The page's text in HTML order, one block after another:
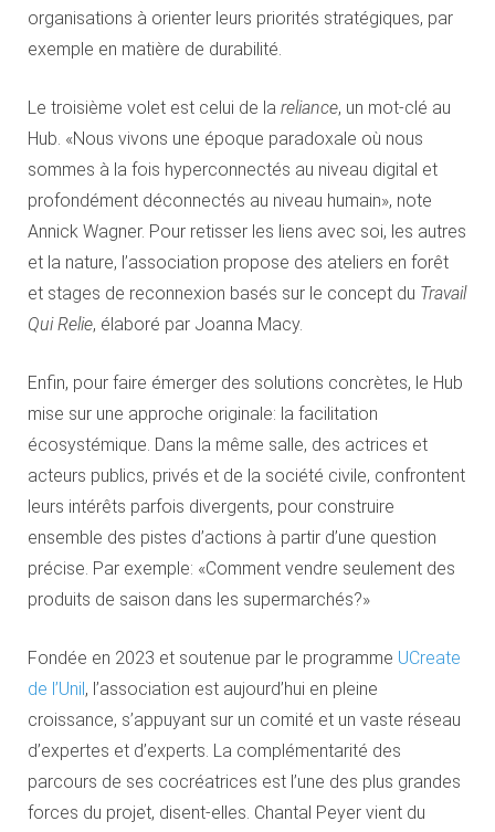
organisations à orienter leurs priorités stratégiques, par
exemple en matière de durabilité.
Le troisième volet est celui de la reliance, un mot-clé au
Hub. «Nous vivons une époque paradoxale où nous
sommes à la fois hyperconnectés au niveau digital et
profondément déconnectés au niveau humain», note
Annick Wagner. Pour retisser les liens avec soi, les autres
et la nature, l’association propose des ateliers en forêt
et stages de reconnexion basés sur le concept du Travail
Qui Relie, élaboré par Joanna Macy.
Enfin, pour faire émerger des solutions concrètes, le Hub
mise sur une approche originale: la facilitation
écosystémique. Dans la même salle, des actrices et
acteurs publics, privés et de la société civile, confrontent
leurs intérêts parfois divergents, pour construire
ensemble des pistes d’actions à partir d’une question
précise. Par exemple: «Comment vendre seulement des
produits de saison dans les supermarchés?»
Fondée en 2023 et soutenue par le programme UCreate
de l’Unil , l’association est aujourd’hui en pleine
croissance, s’appuyant sur un comité et un vaste réseau
d’expertes et d’experts. La complémentarité des
parcours de ses cocréatrices est l’une des plus grandes
forces du projet, disent-elles. Chantal Peyer vient du